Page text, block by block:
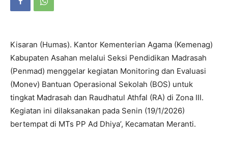
Kisaran (Humas). Kantor Kementerian Agama (Kemenag)
Kabupaten Asahan melalui Seksi Pendidikan Madrasah
(Penmad) menggelar kegiatan Monitoring dan Evaluasi
(Monev) Bantuan Operasional Sekolah (BOS) untuk
tingkat Madrasah dan Raudhatul Athfal (RA) di Zona III.
Kegiatan ini dilaksanakan pada Senin (19/1/2026)
bertempat di MTs PP Ad Dhiya’, Kecamatan Meranti.